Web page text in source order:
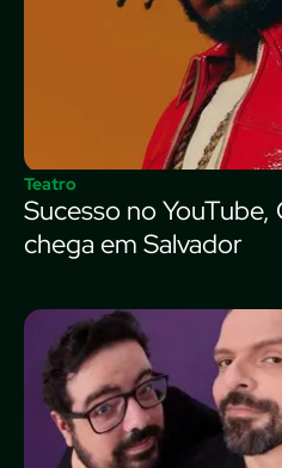
Teatro
Sucesso no
chega em Salvador